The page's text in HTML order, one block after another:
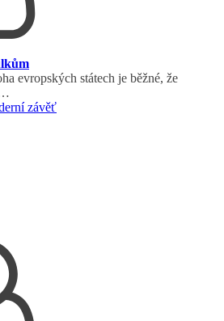
evropských státech je běžné, že
závěť